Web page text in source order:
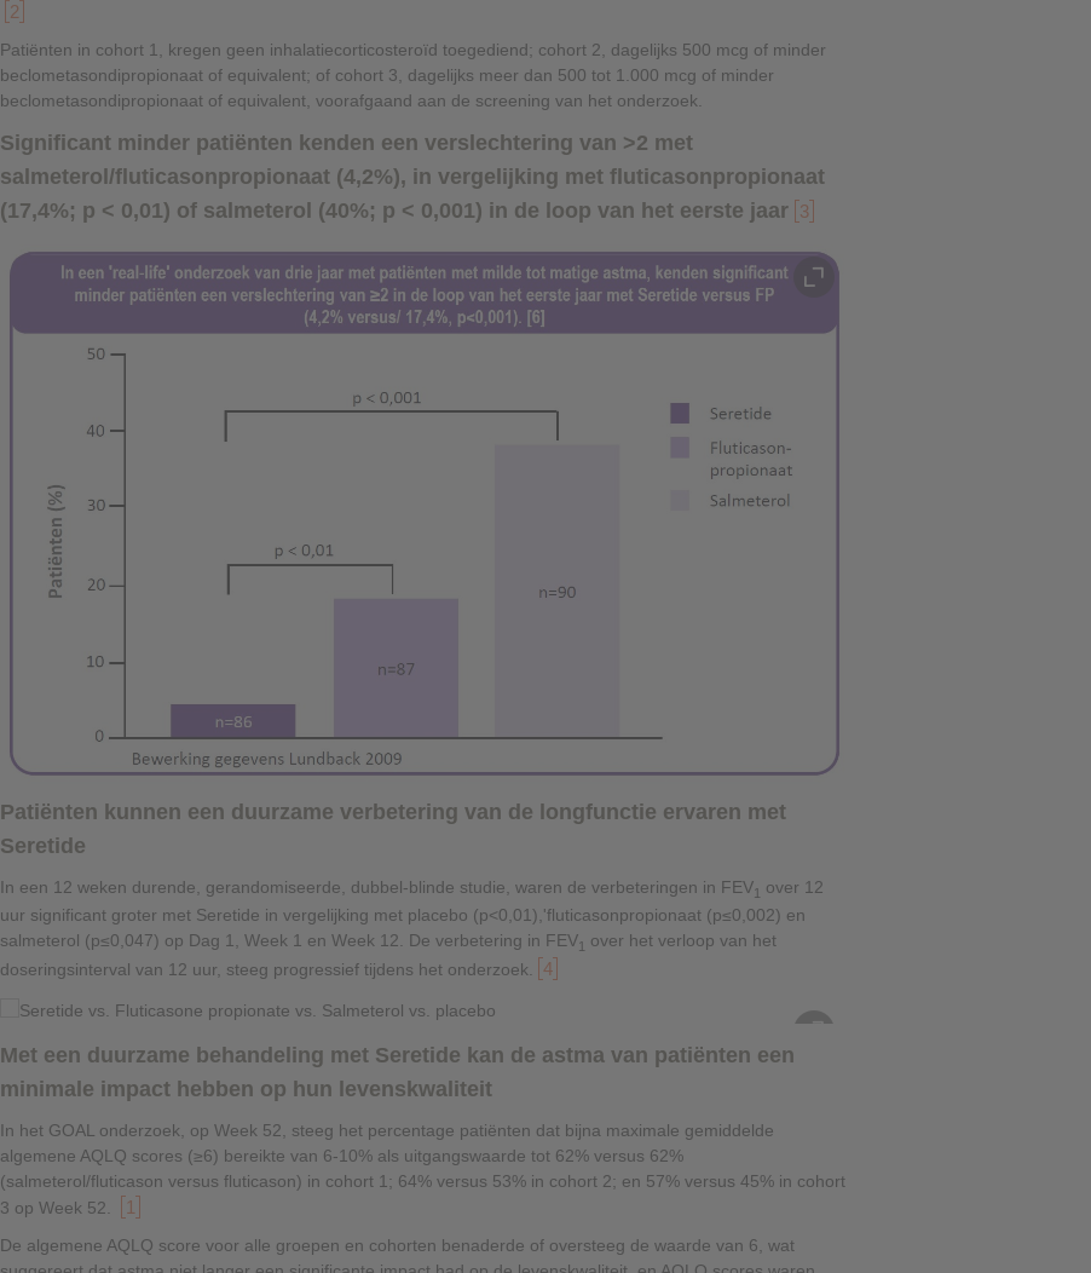
2
Patiënten in cohort 1, kregen geen inhalatiecorticosteroïd toegediend; cohort 2, dagelijks 500 mcg of minder
beclometasondipropionaat of equivalent; of cohort 3, dagelijks meer dan 500 tot 1.000 mcg of minder
beclometasondipropionaat of equivalent, voorafgaand aan de screening van het onderzoek.
Significant minder patiënten kenden een verslechtering van >2 met
salmeterol/fluticasonpropionaat (4,2%), in vergelijking met fluticasonpropionaat
(17,4%; p < 0,01) of salmeterol (40%; p < 0,001) in de loop van het eerste jaar 3
Patiënten kunnen een duurzame verbetering van de longfunctie ervaren met
Seretide
In een 12 weken durende, gerandomiseerde, dubbel-blinde studie, waren de verbeteringen in FEV1 over 12
uur significant groter met Seretide in vergelijking met placebo (p<0,01),'fluticasonpropionaat (p≤0,002) en
salmeterol (p≤0,047) op Dag 1, Week 1 en Week 12. De verbetering in FEV1 over het verloop van het
doseringsinterval van 12 uur, steeg progressief tijdens het onderzoek.
4
Met een duurzame behandeling met Seretide kan de astma van patiënten een
minimale impact hebben op hun levenskwaliteit
In het GOAL onderzoek, op Week 52, steeg het percentage patiënten dat bijna maximale gemiddelde
algemene AQLQ scores (≥6) bereikte van 6-10% als uitgangswaarde tot 62% versus 62%
(salmeterol/fluticason versus fluticason) in cohort 1; 64% versus 53% in cohort 2; en 57% versus 45% in cohort
3 op Week 52.
1
De algemene AQLQ score voor alle groepen en cohorten benaderde of oversteeg de waarde van 6, wat